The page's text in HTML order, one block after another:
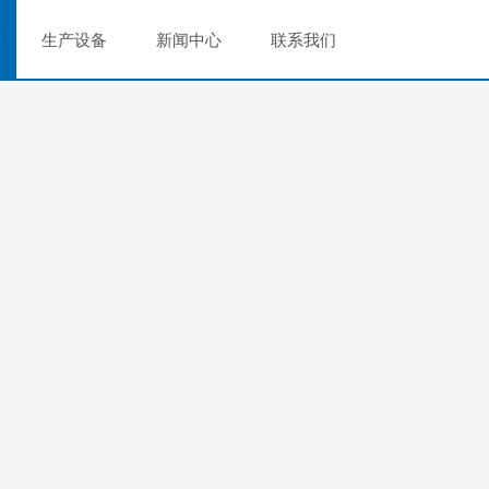
生产设备 新闻中心 联系我们